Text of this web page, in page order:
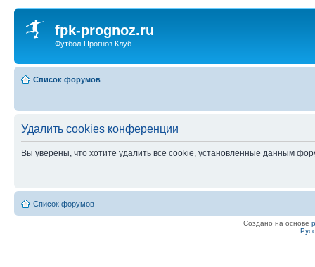
fpk-prognoz.ru
Футбол-Прогноз Клуб
Список форумов
Удалить cookies конференции
Вы уверены, что хотите удалить все cookie, установленные данным
Список форумов
Создано на основе